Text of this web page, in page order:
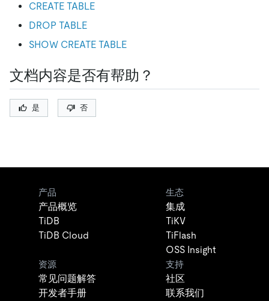
CREATE TABLE
DROP TABLE
SHOW CREATE TABLE
文档内容是否有帮助？
是 否
产品
产品概览
TiDB
TiDB Cloud
生态
集成
TiKV
TiFlash
OSS Insight
资源
常见问题解答
开发者手册
支持
社区
联系我们